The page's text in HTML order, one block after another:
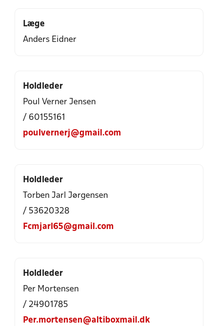
Læge
Anders Eidner
Holdleder
Poul Verner Jensen
/ 60155161
poulvernerj@gmail.com
Holdleder
Torben Jarl Jørgensen
/ 53620328
Fcmjarl65@gmail.com
Holdleder
Per Mortensen
/ 24901785
Per.mortensen@altiboxmail.dk